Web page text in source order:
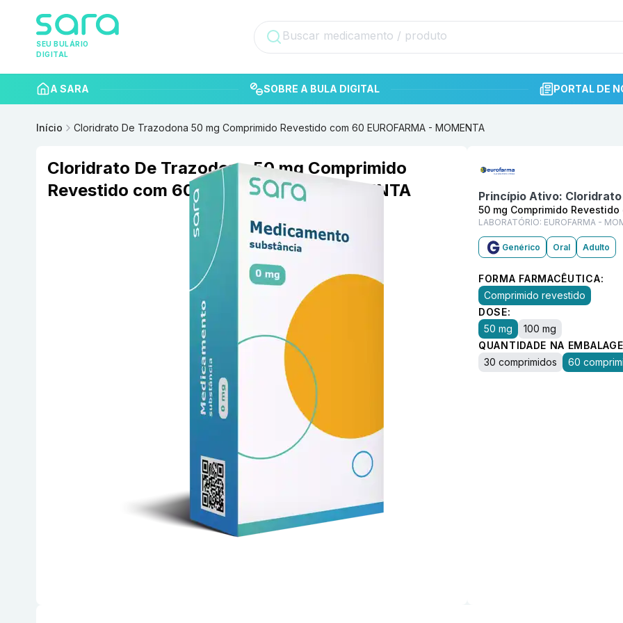
SEU BULÁRIO
DIGITAL
A SARA SOBRE A BULA DIGITAL PORTAL DE
Início Cloridrato De Trazodona 50 mg Comprimido Revestido com 60 EUROFARMA - MOMENTA
Cloridrato De Trazodona 50 mg Comprimido
Revestido com 60 EUROFARMA - MOMENTA
Princípio Ativo:
50 mg Comprimido Revestido
LABORATÓRIO: EUROFARMA -
Genérico Oral Adulto
FORMA FARMACÊUTICA:
Comprimido revestido
DOSE:
50 mg
100 mg
QUANTIDADE NA
30 comprimidos
60